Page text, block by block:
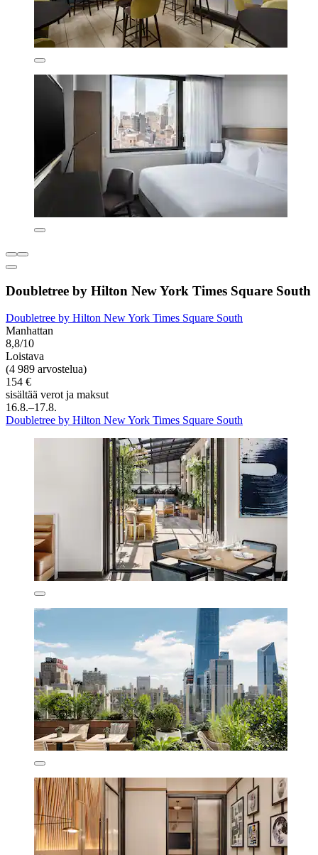
Doubletree by Hilton New York Times Square South
Doubletree by Hilton New York Times Square South
Manhattan
8,8/10
Loistava
(4 989 arvostelua)
154 €
sisältää verot ja maksut
16.8.–17.8.
Doubletree by Hilton New York Times Square South